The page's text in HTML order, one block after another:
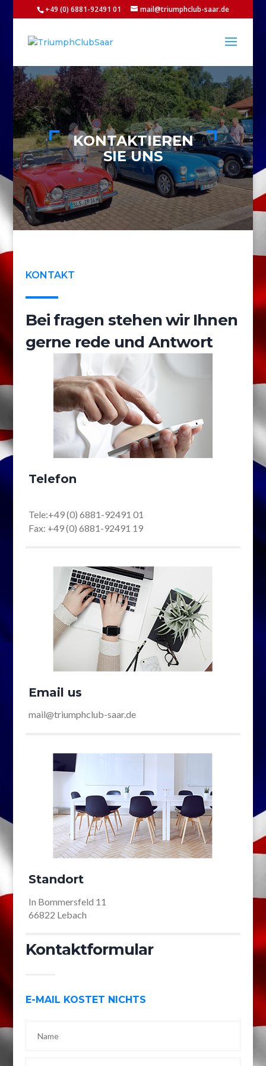
+49 (0) 6881-92491 01 mail@triumphclub-saar.de
KONTAKTIEREN
SIE UNS
KONTAKT
Bei fragen stehen wir Ihnen
gerne rede und Antwort
Telefon
Tele:+49 (0) 6881-92491 01
Fax: +49 (0) 6881-92491 19
Email us
mail@triumphclub-saar.de
Standort
In Bommersfeld 11
66822 Lebach
Kontaktformular
E-MAIL KOSTET NICHTS
Name